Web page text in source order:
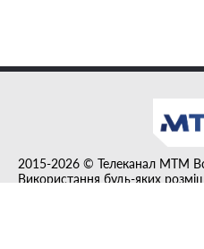
2015-2026 © Телеканал MTM
Використання будь-яких